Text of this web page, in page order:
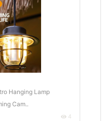
Hanging Lamp
Cam..
4